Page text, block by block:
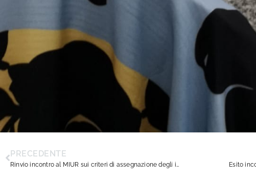
PRECEDENTE
Rinvio incontro al MIUR sui criteri di assegnazione degli incarichi ai nuovi dirigenti Esito